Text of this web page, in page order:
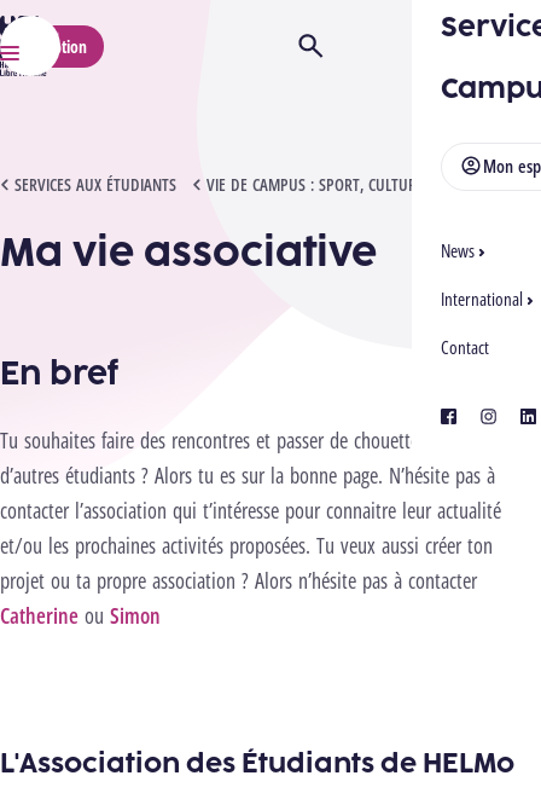
HELMo
Menu
Mon
News
International
Contact
facebook
Inscription Ouvrir/Fermer la recherche
SERVICES AUX ÉTUDIANTS VIE DE CAMPUS : SPORT, CULTURE & LIEN SOCIAL
MA VIE ASSOCIATIVE
Ma vie associative
En bref
Tu souhaites faire des rencontres et passer de chouettes moments avec
d’autres étudiants ? Alors tu es sur la bonne page. N’hésite pas à
contacter l’association qui t’intéresse pour connaitre leur actualité
et/ou les prochaines activités proposées. Tu veux aussi créer ton
projet ou ta propre association ? Alors n’hésite pas à contacter
Catherine ou Simon
pour lancer cette vidéo. Changer les
L'Association des Étudiants de HELMo